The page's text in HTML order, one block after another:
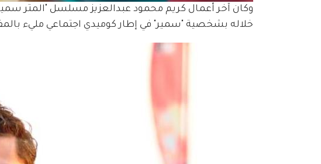
خلاله بشخصية "سمير" في إطار كوميدي اجتماعي مليء